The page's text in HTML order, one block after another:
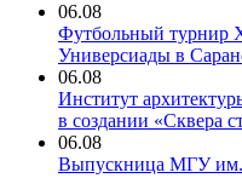
06.08
Футбольный турнир
Универсиады в
06.08
Институт
в создании «Сквера
06.08
Выпускница МГУ им.